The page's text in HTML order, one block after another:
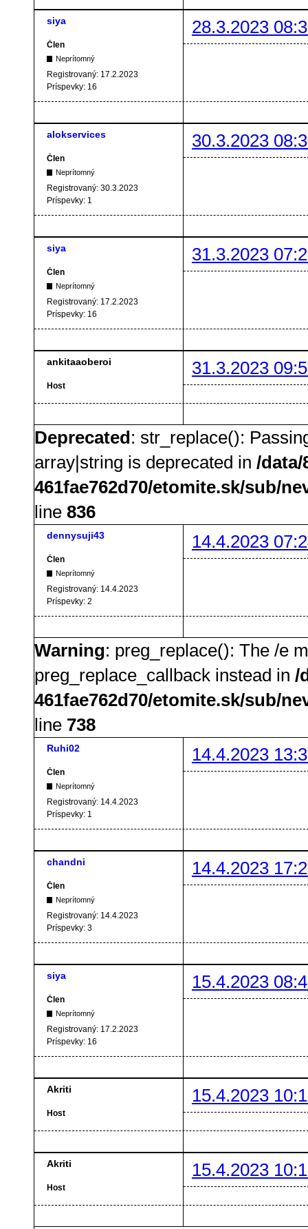
siya 28.3.2023
Člen
Neprítomný
Registrovaný: 17.2.2023
Príspevky: 16
alokservices 30.3.2023
Člen
Neprítomný
Registrovaný: 30.3.2023
Príspevky: 1
siya 31.3.2023
Člen
Neprítomný
Registrovaný: 17.2.2023
Príspevky: 16
ankitaaoberoi 31.3.2023
Host
Deprecated: str_replace():
array|string is deprecated in /data/
461fae762d70/etomite.sk/sub/
line 836
dennysuji43 14.4.2023
Člen
Neprítomný
Registrovaný: 14.4.2023
Príspevky: 2
Warning: preg_replace(): The /e
preg_replace_callback instead in /
461fae762d70/etomite.sk/sub/
line 738
Ruhi02 14.4.2023
Člen
Neprítomný
Registrovaný: 14.4.2023
Príspevky: 1
chandni 14.4.2023
Člen
Neprítomný
Registrovaný: 14.4.2023
Príspevky: 3
siya 15.4.2023
Člen
Neprítomný
Registrovaný: 17.2.2023
Príspevky: 16
Akriti 15.4.2023
Host
Akriti 15.4.2023
Host